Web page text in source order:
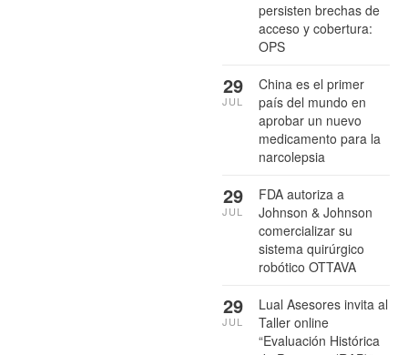
persisten brechas de
acceso y cobertura:
OPS
China es el primer
país del mundo en
aprobar un nuevo
medicamento para la
narcolepsia
29
JUL
FDA autoriza a
Johnson & Johnson
comercializar su
sistema quirúrgico
robótico OTTAVA
29
JUL
Lual Asesores invita al
Taller online
“Evaluación Histórica
29
JUL